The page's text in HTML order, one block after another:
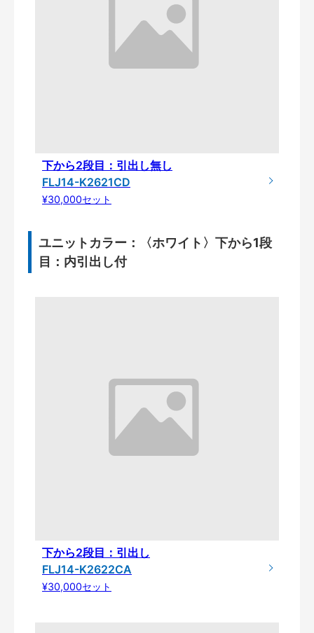
下から2段目：引出し無し
FLJ14-K2621CD
¥30,000セット
ユニットカラー：〈ホワイト〉下から1段
目：内引出し付
下から2段目：引出し
FLJ14-K2622CA
¥30,000セット